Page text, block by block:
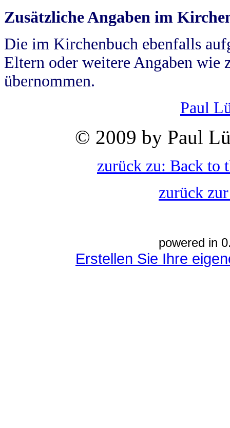
Zusätzliche Angaben im
Die im Kirchenbuch ebenfalls
Eltern oder weitere Angaben wie
übernommen.
Paul
© 2009 by Paul
zurück zu: Back to
zurück
powered in
Erstellen Sie Ihre